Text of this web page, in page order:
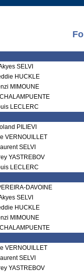
SELVI
HUCKLE
MIMOUNE
LECLERC
PILIEVI
VERNOUILLET
SELVI
YASTREBOV
LECLERC
DAVOINE
SELVI
HUCKLE
MIMOUNE
VERNOUILLET
SELVI
YASTREBOV